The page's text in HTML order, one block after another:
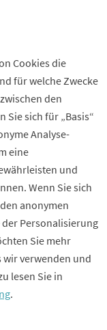
Cookies die
für welche Zwecke
den
Sie sich für „Basis“
Analyse-
eine
und
Wenn Sie sich
anonymen
der Personalisierung
Sie mehr
wir verwenden und
lesen Sie in
.